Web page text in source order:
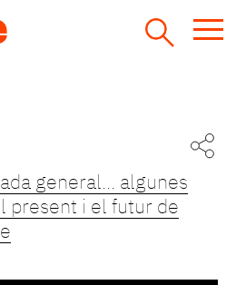
general... algunes
present i el futur de